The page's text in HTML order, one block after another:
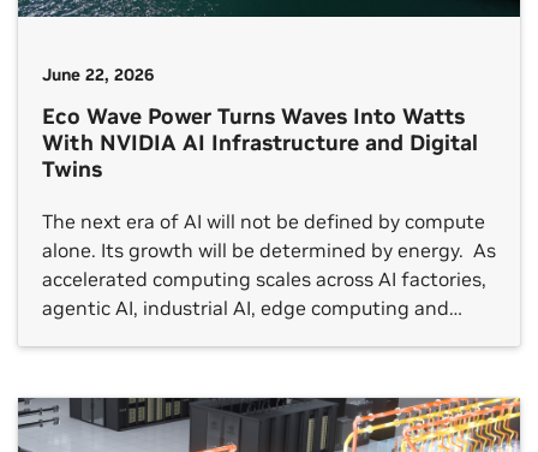
June 22, 2026
Eco Wave Power Turns Waves Into Watts
With NVIDIA AI Infrastructure and Digital
Twins
The next era of AI will not be defined by compute
alone. Its growth will be determined by energy. As
accelerated computing scales across AI factories,
agentic AI, industrial AI, edge computing and
unprecedented speed. In many regions,
expanding grid […]